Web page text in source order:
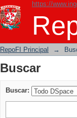
https://
Buscar
RepoFI Principal →
Buscar
Buscar: